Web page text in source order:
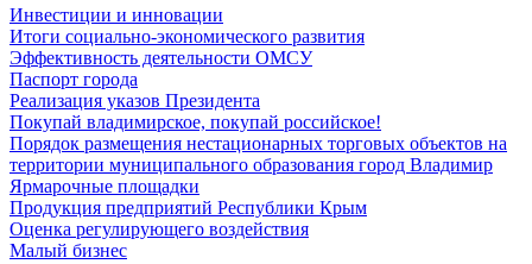
Инвестиции и инновации
Итоги социально-экономического развития
Эффективность деятельности ОМСУ
Паспорт города
Реализация указов Президента
Покупай владимирское, покупай российское!
Порядок размещения нестационарных торговых объектов на
территории муниципального образования город Владимир
Ярмарочные площадки
Продукция предприятий Республики Крым
Оценка регулирующего воздействия
Малый бизнес